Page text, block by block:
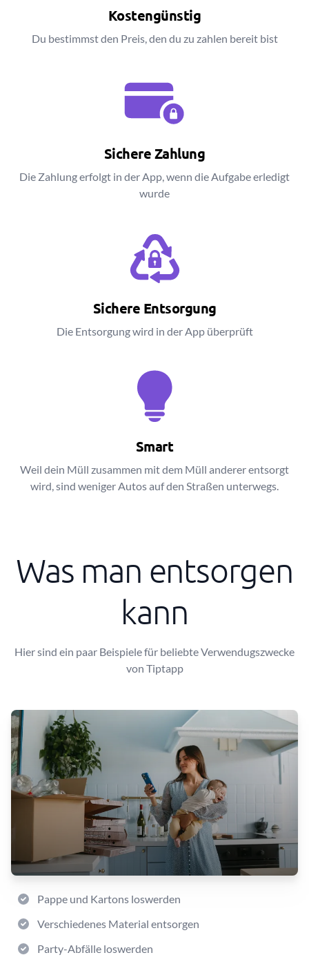
Kostengünstig
Du bestimmst den Preis, den du zu zahlen bereit bist
Sichere Zahlung
Die Zahlung erfolgt in der App, wenn die Aufgabe erledigt
wurde
Sichere Entsorgung
Die Entsorgung wird in der App überprüft
Smart
Weil dein Müll zusammen mit dem Müll anderer entsorgt
wird, sind weniger Autos auf den Straßen unterwegs.
Was man entsorgen
kann
Hier sind ein paar Beispiele für beliebte Verwendugszwecke
von Tiptapp
Pappe und Kartons loswerden
Verschiedenes Material entsorgen
Party-Abfälle loswerden